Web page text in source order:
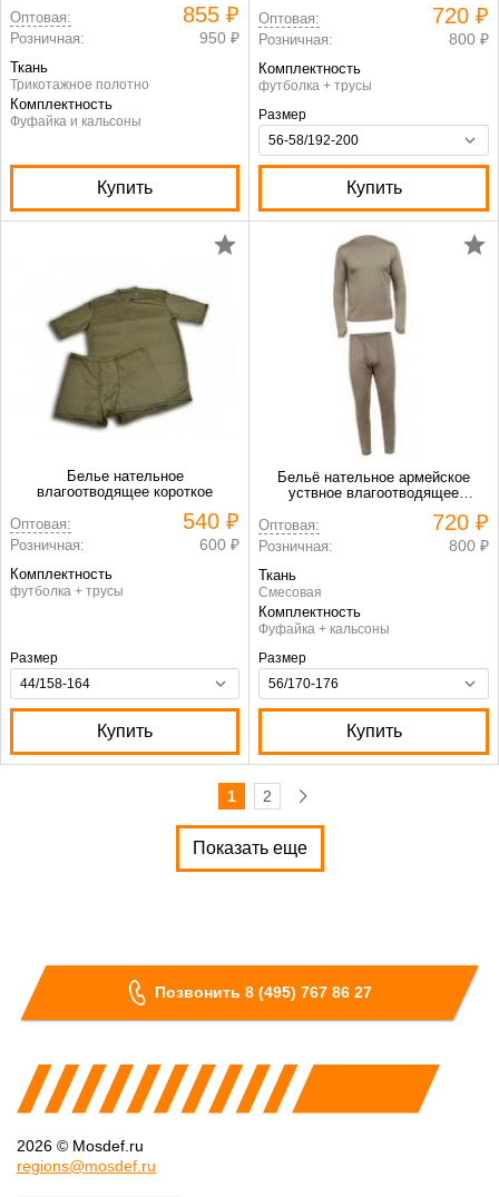
Оптовая:
855 ₽
Розничная: 950 ₽
Ткань
Трикотажное полотно
Комплектность
Фуфайка и кальсоны
Купить
Оптовая:
720 ₽
Розничная: 800 ₽
Комплектность
футболка + трусы
Размер
Купить
Белье нательное
влагоотводящее короткое
Оптовая:
540 ₽
Розничная: 600 ₽
Комплектность
футболка + трусы
Размер
Купить
Бельё нательное армейское
уствное влагоотводящее
Оптовая:
720 ₽
Розничная: 800 ₽
Ткань
Смесовая
Комплектность
Фуфайка + кальсоны
Размер
Купить
1 2
Показать еще
Позвонить 8 (495) 767 86 27
2026 © Mosdef.ru
regions@mosdef.ru